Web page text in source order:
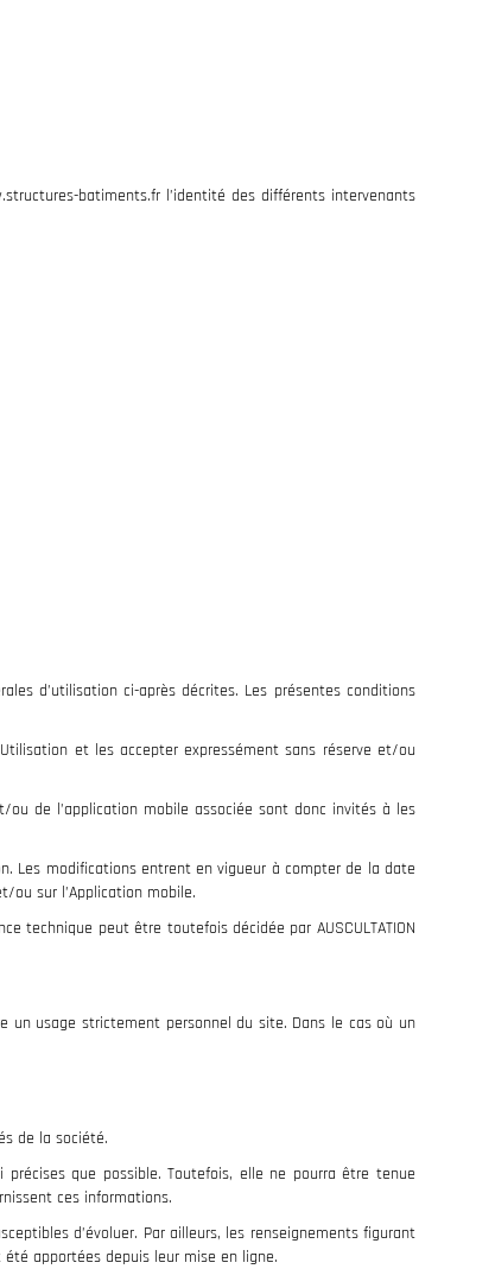
batiments.fr l’identité des différents intervenants
d’utilisation ci-après décrites. Les présentes conditions
et les accepter expressément sans réserve et/ou
de l’application mobile associée sont donc invités à les
Les modifications entrent en vigueur à compter de la date
sur l’Application mobile.
peut être toutefois décidée par AUSCULTATION
un usage strictement personnel du site. Dans le cas où un
de la société.
précises que possible. Toutefois, elle ne pourra être tenue
ces informations.
d’évoluer. Par ailleurs, les renseignements figurant
apportées depuis leur mise en ligne.